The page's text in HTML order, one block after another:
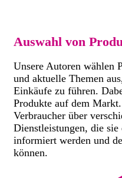
Auswahl von
Unsere Autoren wählen
und aktuelle Themen
Einkäufe zu führen.
Produkte auf dem
Verbraucher über
Dienstleistungen, die
informiert werden und
können.